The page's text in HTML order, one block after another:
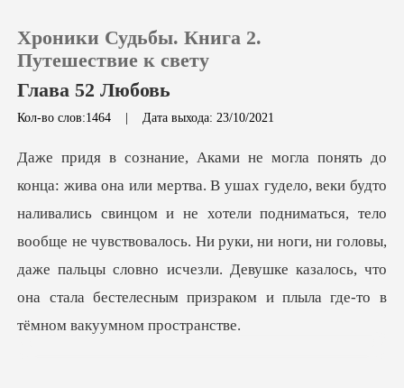
Пополнить
История чтения
Выйти
Хроники Судьбы. Книга 2.
Путешествие к свету
Глава 52 Любовь
Кол-во слов:1464 | Дата выхода: 23/10/2021
ь свинцом и не хотели подниматься, тело
вообще не чувствовалось. Ни руки, ни ноги, ни головы,
даже пальцы словн